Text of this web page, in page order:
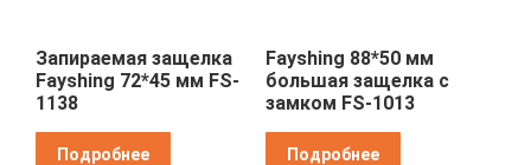
Запираемая защелка
Fayshing 72*45 мм FS-
1138
Подробнее
Fayshing 88*50 мм
большая защелка с
замком FS-1013
Подробнее